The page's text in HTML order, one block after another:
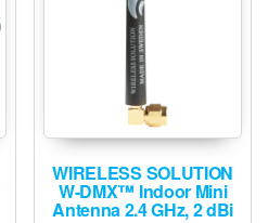
WIRELESS SOLUTION
W-DMX™ Indoor Mini
Antenna 2.4 GHz, 2 dBi